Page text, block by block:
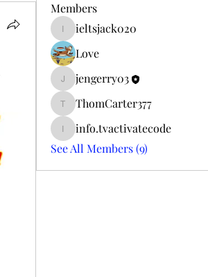
Members
ieltsjack020
ieltsjack020
Love
jengerry03
jengerry03
ThomCarter377
ThomCarter377
info.tvactivatecode
info.tvactivatecode
See All Members (9)